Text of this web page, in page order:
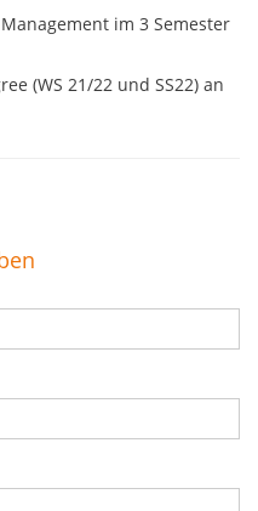
im 3 Semester
(WS 21/22 und SS22) an